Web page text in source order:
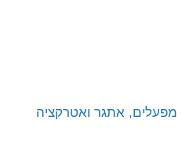
מפעלים, אתגר ואטרקציה